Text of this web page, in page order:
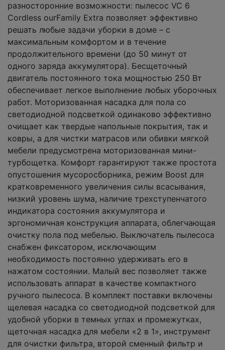
разносторонние возможности: пылесос VC 6
Cordless ourFamily Extra позволяет эффективно
решать любые задачи уборки в доме – с
максимальным комфортом и в течение
продолжительного времени (до 50 минут от
одного заряда аккумулятора). Бесщеточный
двигатель постоянного тока мощностью 250 Вт
обеспечивает легкое выполнение любых уборочных
работ. Моторизованная насадка для пола со
светодиодной подсветкой одинаково эффективно
очищает как твердые напольные покрытия, так и
ковры, а для чистки матрасов или обивки мягкой
мебели предусмотрена моторизованная мини-
турбощетка. Комфорт гарантируют также простота
опустошения мусоросборника, режим Boost для
кратковременного увеличения силы всасывания,
низкий уровень шума, наличие трехступенчатого
индикатора состояния аккумулятора и
эргономичная конструкция аппарата, облегчающая
очистку пола под мебелью. Выключатель пылесоса
снабжен фиксатором, исключающим
необходимость постоянно удерживать его в
нажатом состоянии. Малый вес позволяет также
использовать аппарат в качестве компактного
ручного пылесоса. В комплект поставки включены
щелевая насадка со светодиодной подсветкой для
удобной уборки в темных углах и промежутках,
щеточная насадка для мебели «2 в 1», инструмент
для очистки фильтра, второй сменный фильтр и